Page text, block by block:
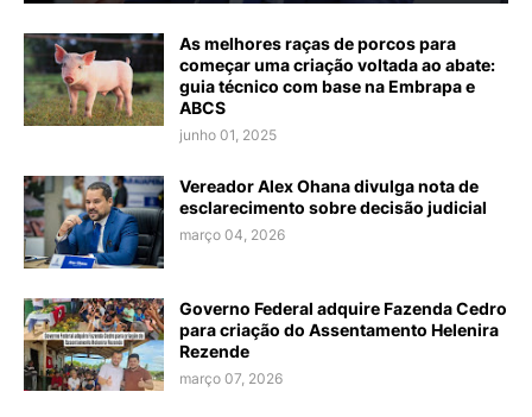
As melhores raças de porcos para
começar uma criação voltada ao abate:
guia técnico com base na Embrapa e
ABCS
junho 01, 2025
Vereador Alex Ohana divulga nota de
esclarecimento sobre decisão judicial
março 04, 2026
Governo Federal adquire Fazenda Cedro
para criação do Assentamento Helenira
Rezende
março 07, 2026